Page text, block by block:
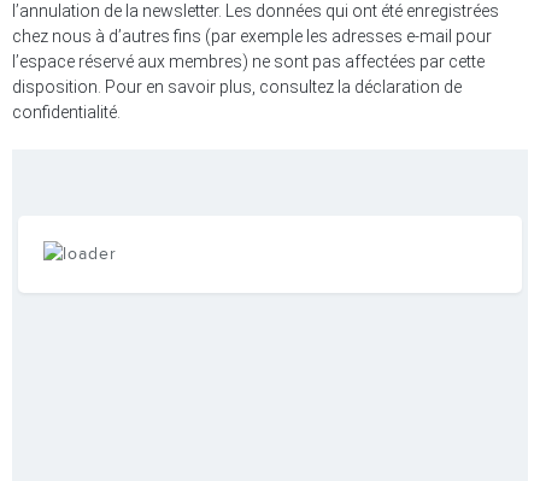
l’annulation de la newsletter. Les données qui ont été enregistrées
chez nous à d’autres fins (par exemple les adresses e-mail pour
l’espace réservé aux membres) ne sont pas affectées par cette
disposition. Pour en savoir plus, consultez la déclaration de
confidentialité.